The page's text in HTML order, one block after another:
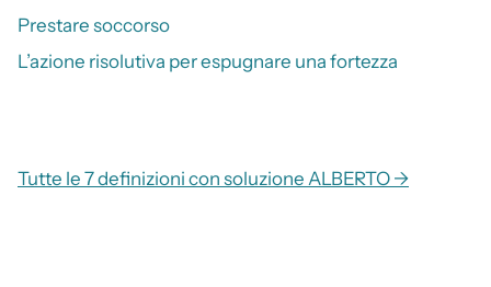
Prestare soccorso
L’azione risolutiva per espugnare una fortezza
Tutte le 7 definizioni con soluzione ALBERTO →